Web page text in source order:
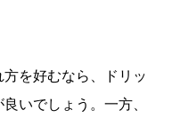
を好むなら、ドリッ
いでしょう。一方、